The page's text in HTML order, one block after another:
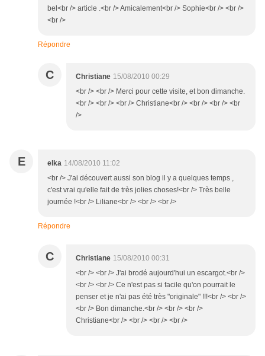
bel<br /> article .<br /> Amicalement<br /> Sophie<br /> <br />
<br />
Répondre
C Christiane 15/08/2010 00:29
<br /> <br /> Merci pour cette visite, et bon dimanche.
<br /> <br /> <br /> Christiane<br /> <br /> <br /> <br
/>
E elka 14/08/2010 11:02
<br /> J'ai découvert aussi son blog il y a quelques temps ,
c'est vrai qu'elle fait de très jolies choses!<br /> Très belle
journée !<br /> Liliane<br /> <br /> <br />
Répondre
C Christiane 15/08/2010 00:31
<br /> <br /> J'ai brodé aujourd'hui un escargot.<br />
<br /> <br /> Ce n'est pas si facile qu'on pourrait le
penser et je n'ai pas été très "originale" !!!<br /> <br />
<br /> Bon dimanche.<br /> <br /> <br />
Christiane<br /> <br /> <br /> <br />